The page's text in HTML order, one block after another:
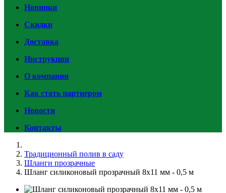
Новинки
Скидки
Доставка
Инструкции
О компании
Как стать партнером
Новости
Контакты
Традиционный полив в саду
Шланги прозрачные
Шланг силиконовый прозрачный 8x11 мм - 0,5 м